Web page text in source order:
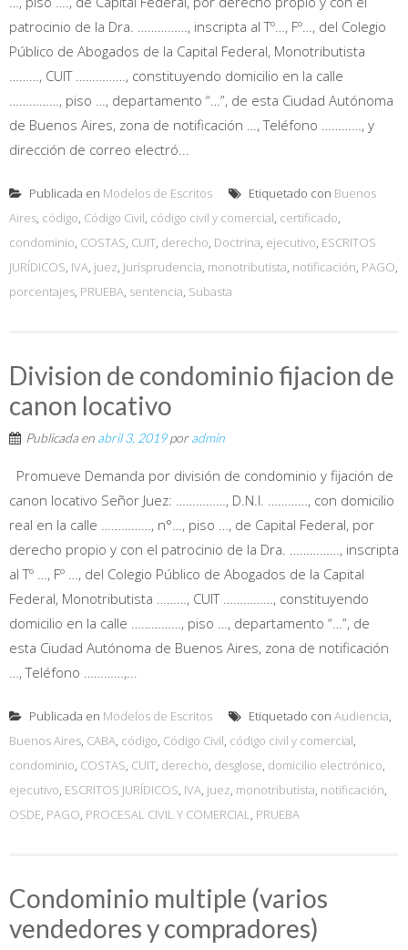
patrocinio de la Dra. ……………, inscripta al Tº…, Fº…, del Colegio
Público de Abogados de la Capital Federal, Monotributista
………, CUIT ……………, constituyendo domicilio en la calle
……………, piso …, departamento “…”, de esta Ciudad Autónoma
de Buenos Aires, zona de notificación …, Teléfono …………, y
dirección de correo electró...
Publicada en Modelos de Escritos Etiquetado con Buenos
Aires, código, Código Civil, código civil y comercial, certificado,
condominio, COSTAS, CUIT, derecho, Doctrina, ejecutivo, ESCRITOS
JURÍDICOS, IVA, juez, Jurisprudencia, monotributista, notificación, PAGO,
porcentajes, PRUEBA, sentencia, Subasta
Division de condominio fijacion de
canon locativo
Publicada en abril 3, 2019poradmin
Promueve Demanda por división de condominio y fijación de
canon locativo Señor Juez: ……………, D.N.I. …………, con domicilio
real en la calle ……………, n°…, piso …, de Capital Federal, por
derecho propio y con el patrocinio de la Dra. ……………, inscripta
al Tº …, Fº …, del Colegio Público de Abogados de la Capital
Federal, Monotributista ………, CUIT ……………, constituyendo
domicilio en la calle ……………, piso …, departamento “…”, de
esta Ciudad Autónoma de Buenos Aires, zona de notificación
…, Teléfono …………,...
Publicada en Modelos de Escritos Etiquetado con Audiencia,
Buenos Aires, CABA, código, Código Civil, código civil y comercial,
condominio, COSTAS, CUIT, derecho, desglose, domicilio electrónico,
ejecutivo, ESCRITOS JURÍDICOS, IVA, juez, monotributista, notificación,
OSDE, PAGO, PROCESAL CIVIL Y COMERCIAL, PRUEBA
Condominio multiple (varios
vendedores y compradores)